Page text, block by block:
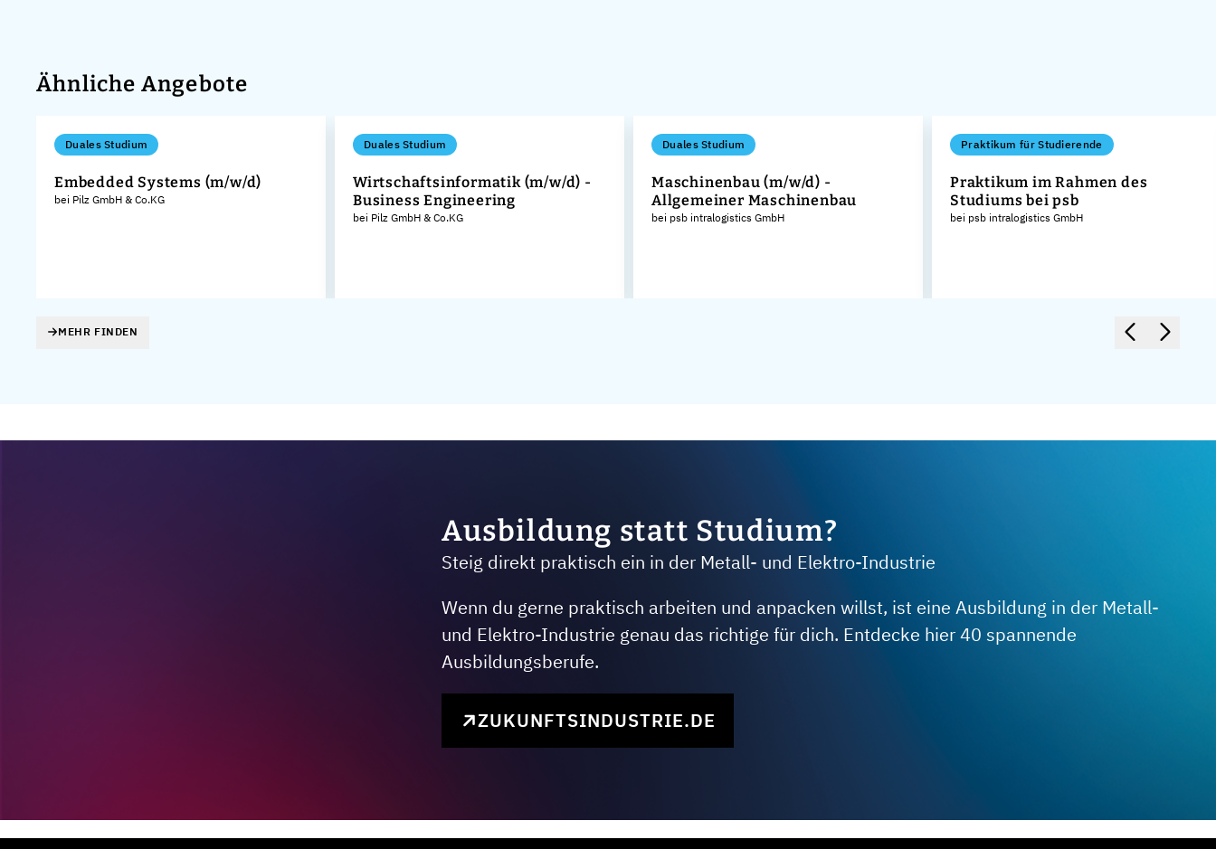
Ähnliche Angebote
Duales Studium
Embedded Systems (m/w/d)
bei Pilz GmbH & Co.KG
Duales Studium
Wirtschaftsinformatik (m/w/d) -
Business Engineering
bei Pilz GmbH & Co.KG
Duales Studium
Maschinenbau (m/w/d) -
Allgemeiner Maschinenbau
bei psb intralogistics GmbH
Praktikum für Studierende
Praktikum im Rahmen des
Studiums bei psb
bei psb intralogistics GmbH
MEHR FINDEN
Ausbildung statt Studium?
Steig direkt praktisch ein in der Metall- und Elektro-Industrie
Wenn du gerne praktisch arbeiten und anpacken willst, ist eine Ausbildung in der Metall-
und Elektro-Industrie genau das richtige für dich. Entdecke hier 40 spannende
Ausbildungsberufe.
ZUKUNFTSINDUSTRIE.DE